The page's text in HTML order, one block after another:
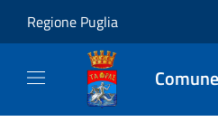
Regione Puglia